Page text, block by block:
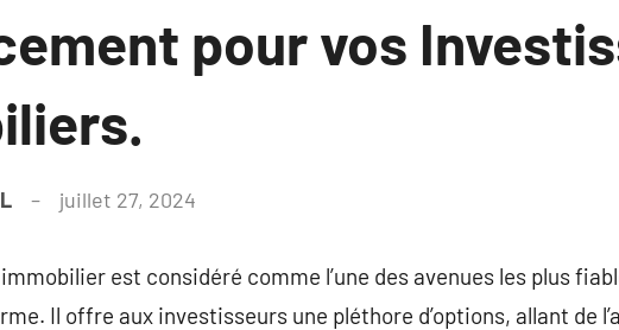
pour vos
juillet 27, 2024
est considéré comme l’une des avenues les plus
Il offre aux investisseurs une pléthore d’options, allant de